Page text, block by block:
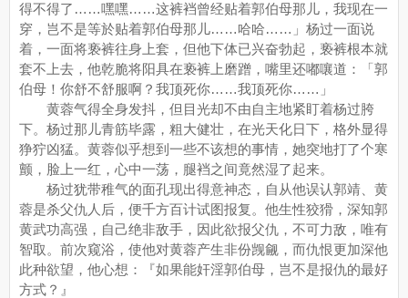
得不得了……嘿嘿……这裤裆曾经贴着郭伯母那儿，我现在一
穿，岂不是等於贴着郭伯母那儿……哈哈……」杨过一面说
着，一面将亵裤往身上套，但他下体已兴奋勃起，亵裤根本就
套不上去，他乾脆将阳具在亵裤上磨蹭，嘴里还嘟嚷道：「郭
伯母！你舒不舒服啊？我顶死你……我顶死你……」
黄蓉气得全身发抖，但目光却不由自主地紧盯着杨过胯
下。杨过那儿青筋毕露，粗大健壮，在光天化日下，格外显得
狰狞凶猛。黄蓉似乎想到一些不该想的事情，她突地打了个寒
颤，脸上一红，心中一荡，腿裆之间竟然湿了起来。
杨过犹带稚气的面孔现出得意神态，自从他误认郭靖、黄
蓉是杀父仇人后，便千方百计试图报复。他生性狡猾，深知郭
黄武功高强，自己绝非敌手，因此欲报父仇，不可力敌，唯有
智取。前次窥浴，使他对黄蓉产生非份觊觎，而仇恨更加深他
此种欲望，他心想：『如果能奸淫郭伯母，岂不是报仇的最好
方式？』